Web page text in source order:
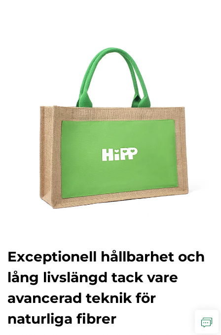
Exceptionell hållbarhet och
lång livslängd tack vare
avancerad teknik för
naturliga fibrer